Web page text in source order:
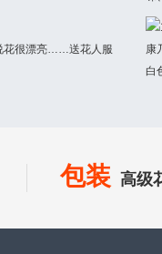
花很漂亮……送花人服
包装 高级